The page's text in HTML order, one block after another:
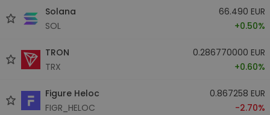
Solana
SOL
66.490 EUR
+0.50%
TRON
TRX
0.286770000 EUR
+0.60%
Figure Heloc
FIGR_HELOC
0.867258 EUR
-2.70%